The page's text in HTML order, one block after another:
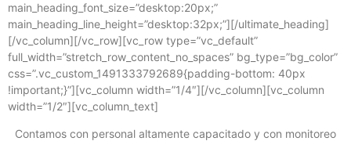
main_heading_font_size=”desktop:20px;”
main_heading_line_height=”desktop:32px;”][/ultimate_heading]
[/vc_column][/vc_row][vc_row type=”vc_default”
full_width=”stretch_row_content_no_spaces” bg_type=”bg_color”
css=”.vc_custom_1491333792689{padding-bottom: 40px
!important;}”][vc_column width=”1/4″][/vc_column][vc_column
width=”1/2″][vc_column_text]
Contamos con personal altamente capacitado y con monitoreo